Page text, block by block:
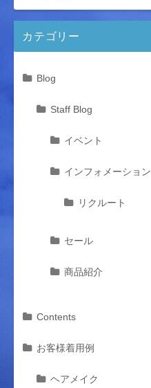
カテゴリー
Blog
Staff Blog
イベント
インフォメーション
リクルート
セール
商品紹介
Contents
お客様着用例
ヘアメイク